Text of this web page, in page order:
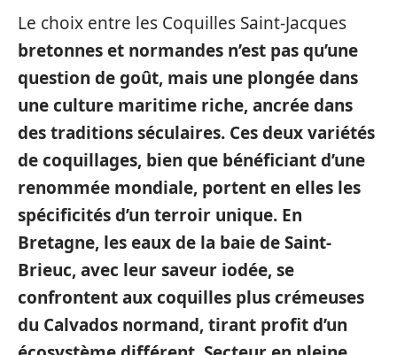
Le choix entre les Coquilles Saint-Jacques
bretonnes et normandes n’est pas qu’une
question de goût, mais une plongée dans
une culture maritime riche, ancrée dans
des traditions séculaires. Ces deux variétés
de coquillages, bien que bénéficiant d’une
renommée mondiale, portent en elles les
spécificités d’un terroir unique. En
Bretagne, les eaux de la baie de Saint-
Brieuc, avec leur saveur iodée, se
confrontent aux coquilles plus crémeuses
du Calvados normand, tirant profit d’un